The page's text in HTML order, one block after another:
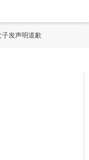
快报
发声明道歉